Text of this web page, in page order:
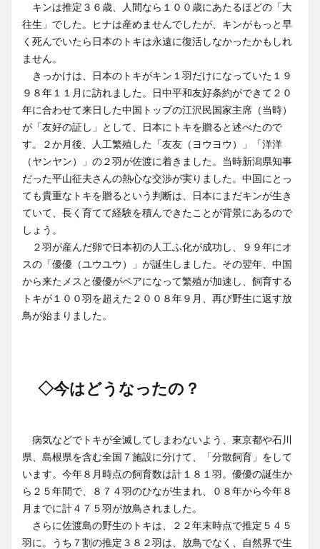
キンは推定３６歳、人間なら１００歳にあたるほどの「大
往生」でした。ヒナは産めませんでしたが、キンがもっと早
く死んでいたら日本のトキは永遠に復活しなかったかもしれ
ません。
きっかけは、日本のトキがキン１羽だけになっていた１９
９８年１１月に訪れました。日中平和友好条約ができて２０
年に合わせて来日した中国トップの江沢民国家主席（当時）
が「友好の証し」として、日本にトキを贈ると述べたので
す。２か月後、人工繁殖した「友友（ヨウヨウ）」「洋洋
（ヤンヤン）」の２羽が佐渡に着きました。当時新潟県知事
だった平山征夫さんの熱心な交渉が実りました。中国にとっ
ても貴重なトキを贈るという判断は、日本にまだキンが生き
ていて、長く育てて経験を積んできたことが背景にあるので
しょう。
２羽が産んだ卵で日本初の人工ふ化が成功し、９９年にオ
スの「優優（ユウユウ）」が誕生しました。その翌年、中国
から来たメスと優優がペアになって繁殖が加速し、飼育する
トキが１００羽を超えた２００８年９月、再び野生に返す放
鳥が始まりました。
◇今はどうなったの？
病気などでトキが全滅してしまわないよう、東京都や石川
県、島根県を含む全国７施設に分けて、「分散飼育」をして
います。今年８月時点の飼育数は計１８１羽。優優の誕生か
ら２５年間で、８７４羽のひなが生まれ、０８年から今年８
月までに計４７５羽が放鳥されました。
さらに佐渡島の野生のトキは、２２年末時点で推定５４５
羽に。うち７割の推定３８２羽は、放鳥でなく、自然界で生